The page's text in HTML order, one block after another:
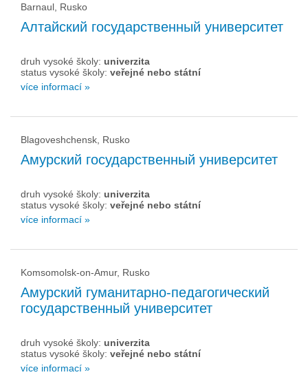
Barnaul, Rusko
Алтайский государственный университет
druh vysoké školy: univerzita
status vysoké školy: veřejné nebo státní
více informací »
Blagoveshchensk, Rusko
Амурский государственный университет
druh vysoké školy: univerzita
status vysoké školy: veřejné nebo státní
více informací »
Komsomolsk-on-Amur, Rusko
Амурский гуманитарно-педагогический
государственный университет
druh vysoké školy: univerzita
status vysoké školy: veřejné nebo státní
více informací »